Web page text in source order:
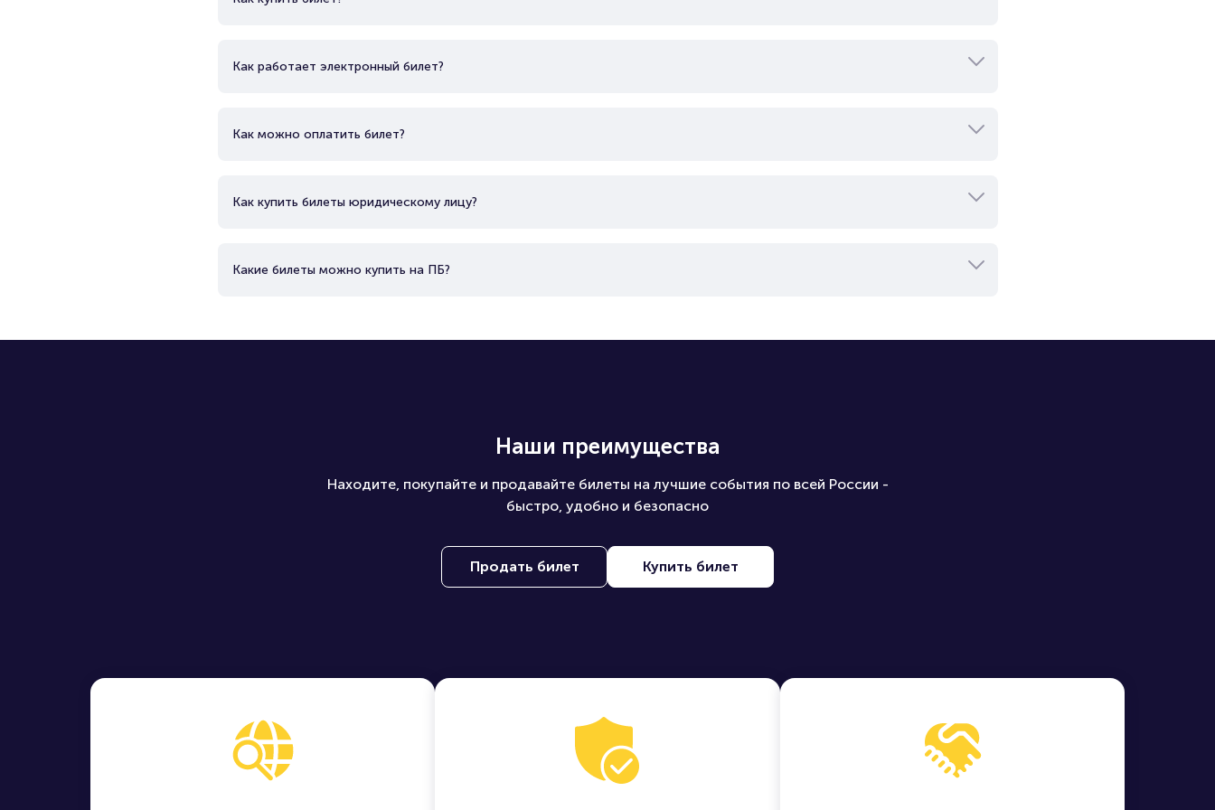
Как работает электронный билет?
Как можно оплатить билет?
Как купить билеты юридическому лицу?
Какие билеты можно купить на ПБ?
Наши преимущества
Находите, покупайте и продавайте билеты на лучшие события по всей России -
быстро, удобно и безопасно
Продать билет Купить билет